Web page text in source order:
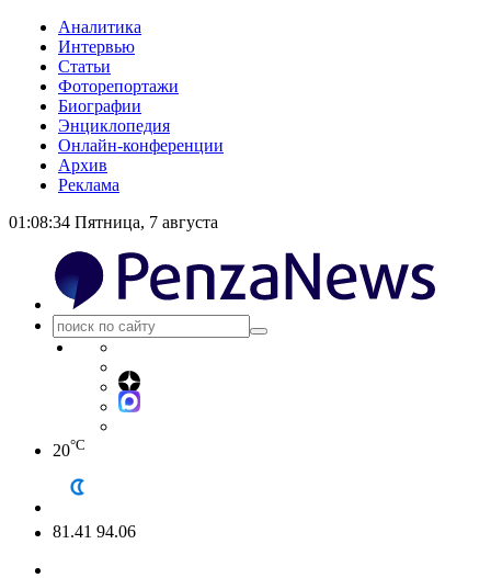
Аналитика
Интервью
Статьи
Фоторепортажи
Биографии
Энциклопедия
Онлайн-конференции
Архив
Реклама
01:08:34 Пятница, 7 августа
20°C
81.41 94.06